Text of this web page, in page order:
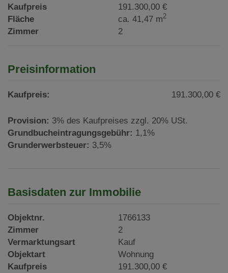
Kaufpreis
191.300,00 €
Fläche
ca. 41,47 m2
Zimmer 2
Preisinformation
Kaufpreis: 191.300,00 €
Provision: 3% des Kaufpreises zzgl. 20% USt.
Grundbucheintragungsgebühr: 1,1%
Grunderwerbsteuer: 3,5%
Basisdaten zur Immobilie
Objektnr.
1766133
Zimmer
2
Vermarktungsart
Kauf
Objektart
Wohnung
Kaufpreis
191.300,00 €